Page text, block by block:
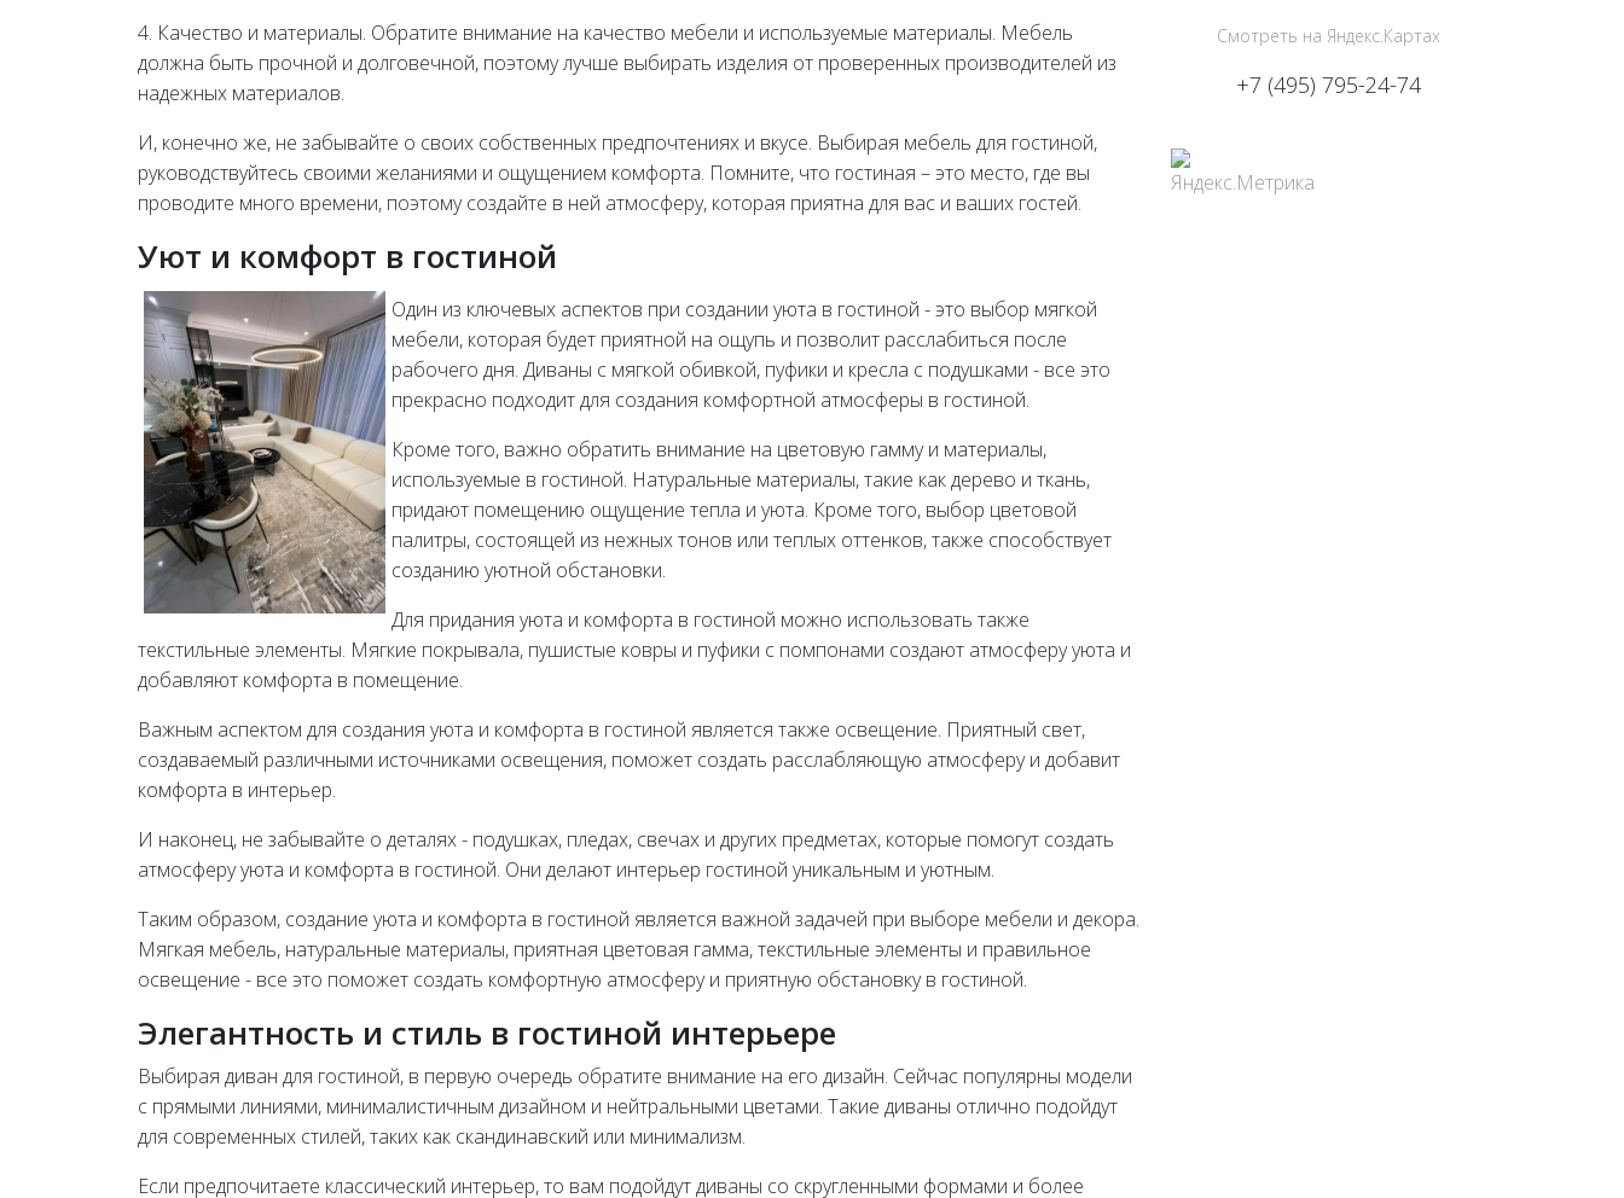
4. Качество и материалы. Обратите внимание на качество мебели и используемые материалы. Мебель
должна быть прочной и долговечной, поэтому лучше выбирать изделия от проверенных производителей из
надежных материалов.
И, конечно же, не забывайте о своих собственных предпочтениях и вкусе. Выбирая мебель для гостиной,
руководствуйтесь своими желаниями и ощущением комфорта. Помните, что гостиная – это место, где вы
проводите много времени, поэтому создайте в ней атмосферу, которая приятна для вас и ваших гостей.
Уют и комфорт в гостиной
Один из ключевых аспектов при создании уюта в гостиной - это выбор мягкой
мебели, которая будет приятной на ощупь и позволит расслабиться после
рабочего дня. Диваны с мягкой обивкой, пуфики и кресла с подушками - все это
прекрасно подходит для создания комфортной атмосферы в гостиной.
Кроме того, важно обратить внимание на цветовую гамму и материалы,
используемые в гостиной. Натуральные материалы, такие как дерево и ткань,
придают помещению ощущение тепла и уюта. Кроме того, выбор цветовой
палитры, состоящей из нежных тонов или теплых оттенков, также способствует
созданию уютной обстановки.
Для придания уюта и комфорта в гостиной можно использовать также
текстильные элементы. Мягкие покрывала, пушистые ковры и пуфики с помпонами создают атмосферу уюта и
добавляют комфорта в помещение.
Важным аспектом для создания уюта и комфорта в гостиной является также освещение. Приятный свет,
создаваемый различными источниками освещения, поможет создать расслабляющую атмосферу и добавит
комфорта в интерьер.
И наконец, не забывайте о деталях - подушках, пледах, свечах и других предметах, которые помогут создать
атмосферу уюта и комфорта в гостиной. Они делают интерьер гостиной уникальным и уютным.
Таким образом, создание уюта и комфорта в гостиной является важной задачей при выборе мебели и декора.
Мягкая мебель, натуральные материалы, приятная цветовая гамма, текстильные элементы и правильное
освещение - все это поможет создать комфортную атмосферу и приятную обстановку в гостиной.
Элегантность и стиль в гостиной интерьере
Выбирая диван для гостиной, в первую очередь обратите внимание на его дизайн. Сейчас популярны модели
с прямыми линиями, минималистичным дизайном и нейтральными цветами. Такие диваны отлично подойдут
для современных стилей, таких как скандинавский или минимализм.
Если предпочитаете классический интерьер, то вам подойдут диваны со скругленными формами и более
Смотреть на Яндекс.Картах
+7 (495) 795-24-74